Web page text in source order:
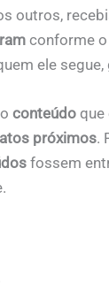
outros,
conforme
ele
conteúdo que
próximos.
fossem